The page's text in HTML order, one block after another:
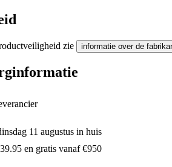
zie informatie over de
11 augustus in huis
en gratis vanaf €950